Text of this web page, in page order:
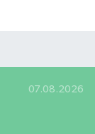
07.08.2026